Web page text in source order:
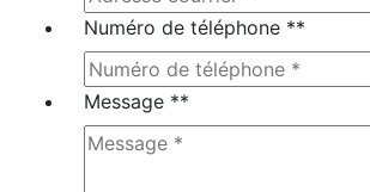
Numéro de téléphone **
Message **